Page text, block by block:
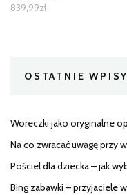
839,99zł
OSTATNIE WPISY
Woreczki jako oryginalne
Na co zwracać uwagę przy
Pościel dla dziecka – jak
Bing zabawki – przyjaciele